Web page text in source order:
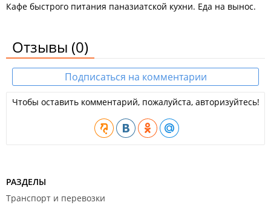
Кафе быстрого питания паназиатской кухни. Еда на вынос.
Отзывы (0)
Подписаться на комментарии
Чтобы оставить комментарий, пожалуйста, авторизуйтесь!
РАЗДЕЛЫ
Транспорт и перевозки